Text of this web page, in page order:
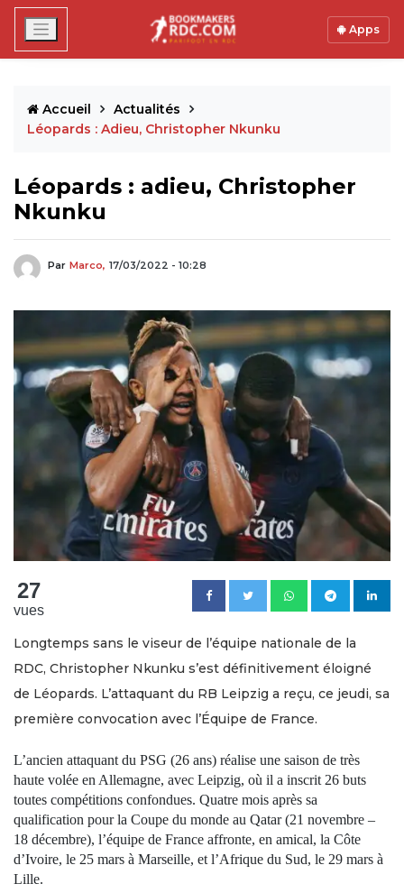
Apps
Accueil
Actualités
Léopards : Adieu, Christopher Nkunku
Léopards : adieu, Christopher
Nkunku
Par Marco, 17/03/2022 - 10:28
27
vues
Longtemps sans le viseur de l’équipe nationale de la
RDC, Christopher Nkunku s’est définitivement éloigné
de Léopards. L’attaquant du RB Leipzig a reçu, ce jeudi, sa
première convocation avec l’Équipe de France.
L’ancien attaquant du PSG (26 ans) réalise une saison de très
haute volée en Allemagne, avec Leipzig, où il a inscrit 26 buts
toutes compétitions confondues. Quatre mois après sa
qualification pour la Coupe du monde au Qatar (21 novembre –
18 décembre), l’équipe de France affronte, en amical, la Côte
d’Ivoire, le 25 mars à Marseille, et l’Afrique du Sud, le 29 mars à
Lille.